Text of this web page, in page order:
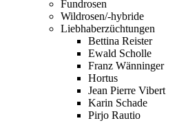
Fundrosen
Wildrosen/-hybride
Liebhaberzüchtungen
Bettina Reister
Ewald Scholle
Franz Wänninger
Hortus
Jean Pierre Vibert
Karin Schade
Pirjo Rautio